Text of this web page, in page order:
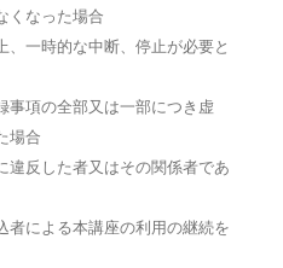
くなった場合
、一時的な中断、停止が必要と
事項の全部又は一部につき虚
場合
違反した者又はその関係者であ
者による本講座の利用の継続を